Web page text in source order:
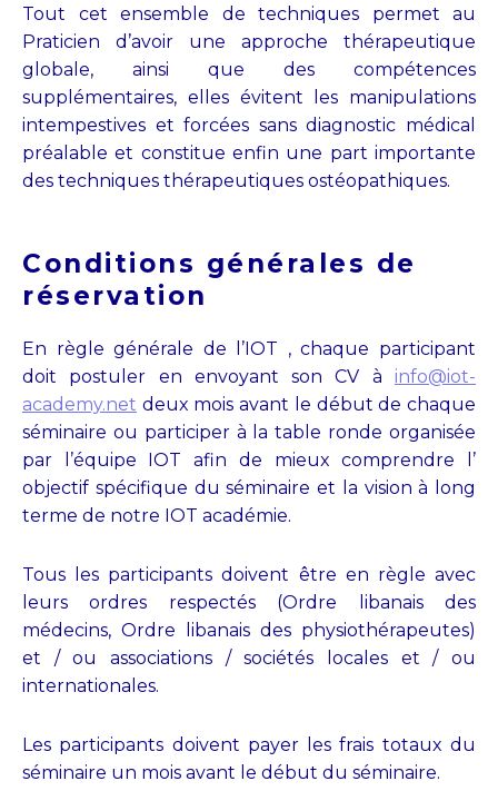
Tout cet ensemble de techniques permet au
Praticien d’avoir une approche thérapeutique
globale, ainsi que des compétences
supplémentaires, elles évitent les manipulations
intempestives et forcées sans diagnostic médical
préalable et constitue enfin une part importante
des techniques thérapeutiques ostéopathiques.
Conditions générales de
réservation
En règle générale de l’IOT , chaque participant
doit postuler en envoyant son CV à info@iot-
academy.net deux mois avant le début de chaque
séminaire ou participer à la table ronde organisée
par l’équipe IOT afin de mieux comprendre l’
objectif spécifique du séminaire et la vision à long
terme de notre IOT académie.
Tous les participants doivent être en règle avec
leurs ordres respectés (Ordre libanais des
médecins, Ordre libanais des physiothérapeutes)
et / ou associations / sociétés locales et / ou
internationales.
Les participants doivent payer les frais totaux du
séminaire un mois avant le début du séminaire.